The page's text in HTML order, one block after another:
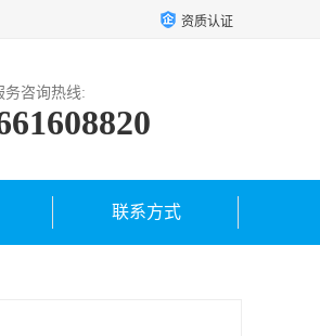
资质认证
务咨询热线:
联系方式